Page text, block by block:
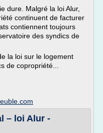
dure. Malgré la loi Alur,
continuent de facturer
contiennent toujours
des syndics de
la loi sur le logement
de copropriété...
– loi Alur -